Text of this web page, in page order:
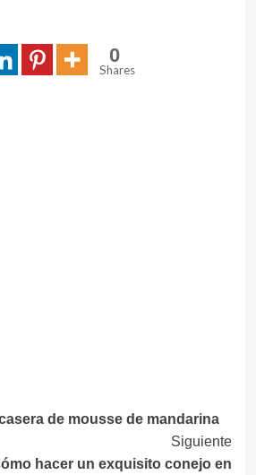
0
Shares
de mousse de mandarina
Siguiente
hacer un exquisito conejo en